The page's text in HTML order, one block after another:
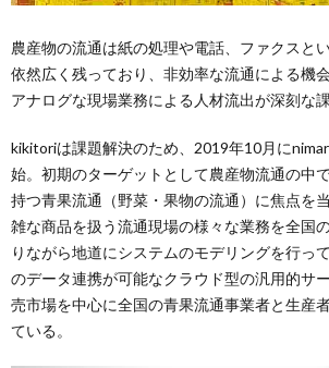
農産物の流通は紙の処理や電話、ファクスと
依然広く残っており、非効率な流通による機
アナログな現場業務による人材流出が深刻な
kikitoriは課題解決のため、2019年10月に
始。初期のターゲットとして農産物流通の中
持つ青果流通（野菜・果物の流通）に焦点を
雑な商品を扱う流通現場の様々な業務を全国
りながら地道にシステムのモデリングを行っ
のデータ連携が可能なクラウド型の汎用的サ
売市場を中心に全国の青果流通事業者と生産
ている。